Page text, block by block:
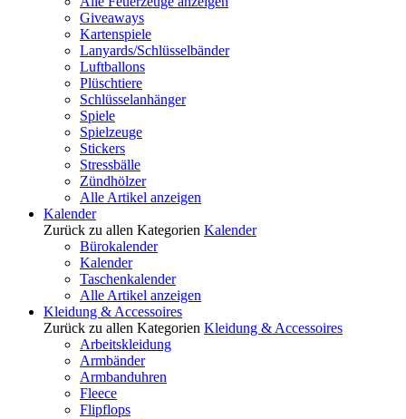
Giveaways
Kartenspiele
Lanyards/Schlüsselbänder
Luftballons
Plüschtiere
Schlüsselanhänger
Spiele
Spielzeuge
Stickers
Stressbälle
Zündhölzer
Alle Artikel anzeigen
Kalender
Zurück zu allen Kategorien Kalender
Bürokalender
Kalender
Taschenkalender
Alle Artikel anzeigen
Kleidung & Accessoires
Zurück zu allen Kategorien Kleidung & Accessoires
Arbeitskleidung
Armbänder
Armbanduhren
Fleece
Flipflops